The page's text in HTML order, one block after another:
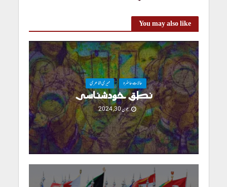
You may also like
حالاتِ حاضرہ میری شاعری
نطق خودشناسی
جون 30, 2024